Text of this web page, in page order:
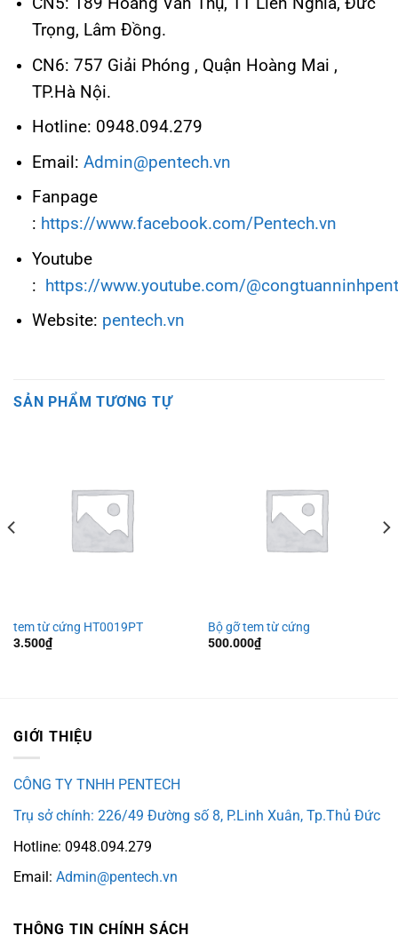
Trọng, Lâm Đồng.
CN6: 757 Giải Phóng , Quận Hoàng Mai ,
TP.Hà Nội.
Hotline: 0948.094.279
Email: Admin@pentech.vn
Fanpage
: https://www.facebook.com/Pentech.vn
Youtube
: https://www.youtube.com/
Website: pentech.vn
SẢN PHẨM TƯƠNG TỰ
tem từ cứng HT0019PT
3.500₫
Bộ gỡ tem từ cứng
500.000₫
GIỚI THIỆU
CÔNG TY TNHH PENTECH
Trụ sở chính: 226/49 Đường số 8, P.Linh Xuân, Tp.Thủ Đức
Hotline: 0948.094.279
Email: Admin@pentech.vn
THÔNG TIN CHÍNH SÁCH